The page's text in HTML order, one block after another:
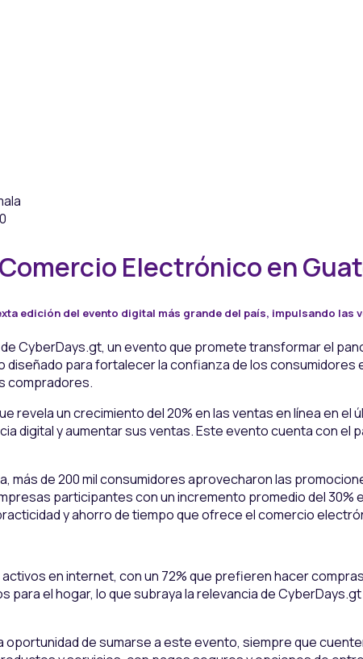
0
Electrónico en
edición del evento digital más grande del país, impulsando
CyberDays.gt, un evento que promete transformar el
diseñado para fortalecer la confianza de los
compradores.
revela un crecimiento del 20% en las ventas en línea en
digital y aumentar sus ventas. Este evento cuenta con el
más de 200 mil consumidores aprovecharon las
participantes con un incremento promedio del
y ahorro de tiempo que ofrece el comercio
en internet, con un 72% que prefieren hacer
el hogar, lo que subraya la relevancia de
de sumarse a este evento, siempre que